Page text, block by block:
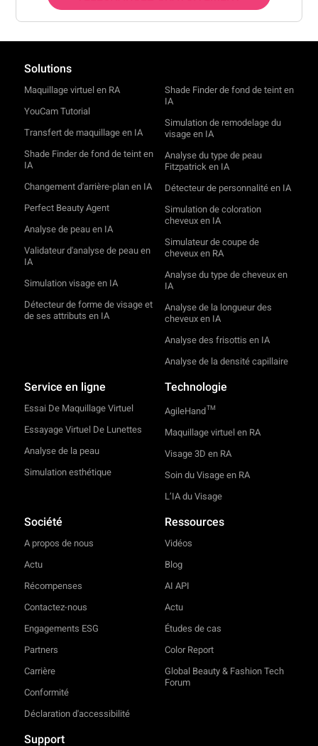
Solutions
Maquillage virtuel en RA
YouCam Tutorial
Transfert de maquillage en IA
Shade Finder de fond de teint en
IA
Changement d'arrière-plan en IA
Perfect Beauty Agent
Analyse de peau en IA
Validateur d'analyse de peau en
IA
Simulation visage en IA
Détecteur de forme de visage et
de ses attributs en IA
Shade Finder de fond de teint en
IA
Simulation de remodelage du
visage en IA
Analyse du type de peau
Fitzpatrick en IA
Détecteur de personnalité en IA
Simulation de coloration
cheveux en IA
Simulateur de coupe de
cheveux en RA
Analyse du type de cheveux en
IA
Analyse de la longueur des
cheveux en IA
Analyse des frisottis en IA
Analyse de la densité capillaire
Service en ligne
Essai De Maquillage Virtuel
Essayage Virtuel De Lunettes
Analyse de la peau
Simulation esthétique
Technologie
AgileHandTM
Maquillage virtuel en RA
Visage 3D en RA
Soin du Visage en RA
L’IA du Visage
Société
A propos de nous
Actu
Récompenses
Contactez-nous
Engagements ESG
Partners
Carrière
Conformité
Déclaration d'accessibilité
Ressources
Vidéos
Blog
AI API
Actu
Études de cas
Color Report
Global Beauty & Fashion Tech
Forum
Support